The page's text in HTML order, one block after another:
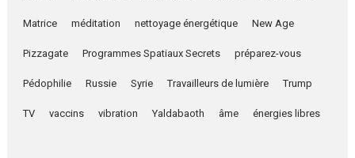
Matrice méditation nettoyage énergétique New Age
Pizzagate Programmes Spatiaux Secrets préparez-vous
Pédophilie Russie Syrie Travailleurs de lumière Trump
TV vaccins vibration Yaldabaoth âme énergies libres